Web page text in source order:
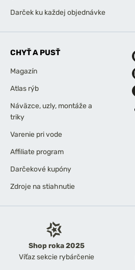
Shop roka 2025
Víťaz sekcie rybárčenie
Darček ku každej objednávke
CHYŤ A PUSŤ
Magazín
Atlas rýb
Náväzce, uzly, montáže a
triky
Varenie pri vode
Affiliate program
Darčekové kupóny
Zdroje na stiahnutie